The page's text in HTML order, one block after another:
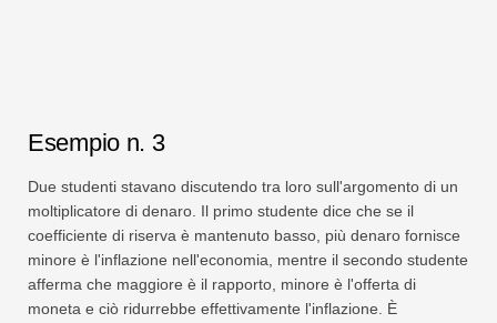
Esempio n. 3
Due studenti stavano discutendo tra loro sull'argomento di un
moltiplicatore di denaro. Il primo studente dice che se il
coefficiente di riserva è mantenuto basso, più denaro fornisce
minore è l'inflazione nell'economia, mentre il secondo studente
afferma che maggiore è il rapporto, minore è l'offerta di
moneta e ciò ridurrebbe effettivamente l'inflazione. È